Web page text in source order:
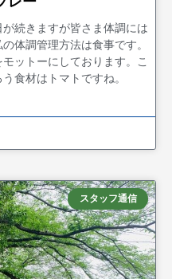
続きますが皆さま体調には
体調管理方法は食事です。
ットーにしております。こ
食材はトマトですね。
スタッフ通信